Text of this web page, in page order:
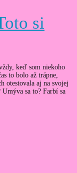
si
keď som niekoho
to bolo až trápne,
otestovala aj na svojej
sa to? Farbí sa